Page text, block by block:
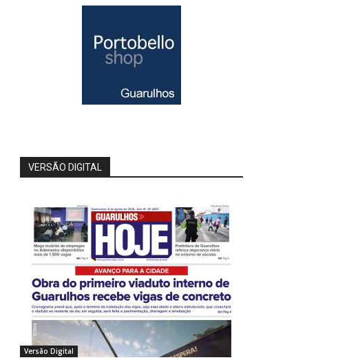
VERSÃO DIGITAL
Versão Digital